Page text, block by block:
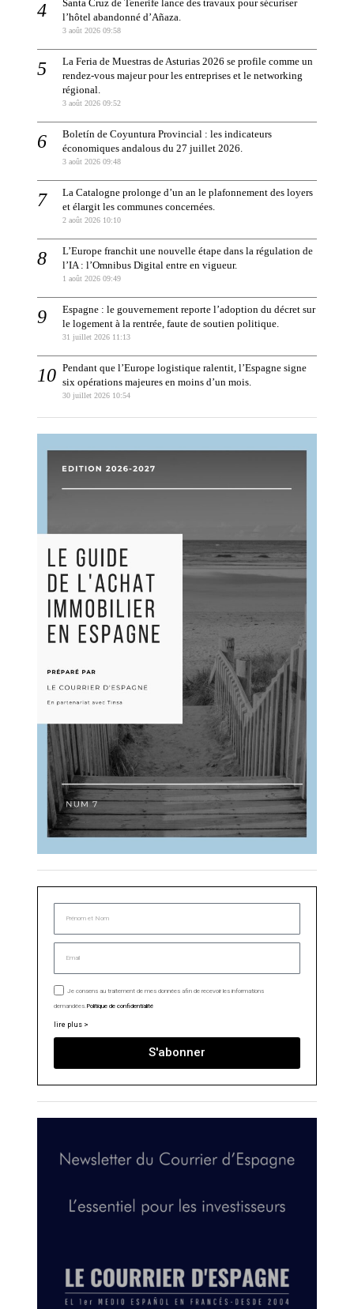
Santa Cruz de Tenerife lance des travaux pour sécuriser
l’hôtel abandonné d’Añaza.
3 août 2026 09:58
La Feria de Muestras de Asturias 2026 se profile comme un
rendez-vous majeur pour les entreprises et le networking
régional.
3 août 2026 09:52
Boletín de Coyuntura Provincial : les indicateurs
économiques andalous du 27 juillet 2026.
3 août 2026 09:48
La Catalogne prolonge d’un an le plafonnement des loyers
et élargit les communes concernées.
2 août 2026 10:10
L’Europe franchit une nouvelle étape dans la régulation de
l’IA : l’Omnibus Digital entre en vigueur.
1 août 2026 09:49
Espagne : le gouvernement reporte l’adoption du décret sur
le logement à la rentrée, faute de soutien politique.
31 juillet 2026 11:13
Pendant que l’Europe logistique ralentit, l’Espagne signe
six opérations majeures en moins d’un mois.
30 juillet 2026 10:54
Je consens au traitement de mes données afin de recevoir les informations
demandées. Politique de confidentialité
lire plus >
S'abonner